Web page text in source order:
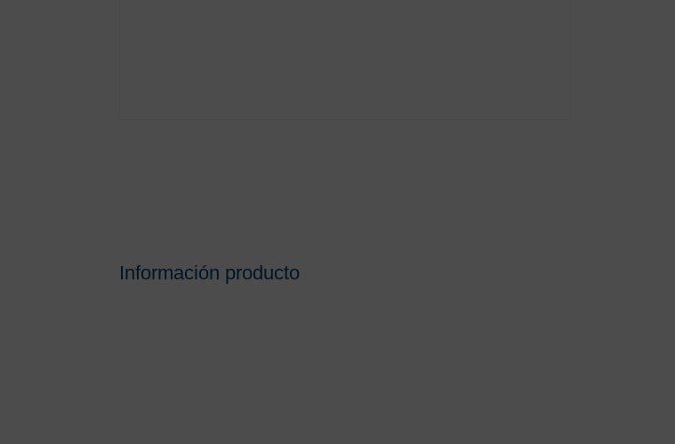
Información producto